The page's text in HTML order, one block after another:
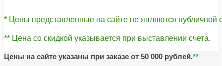
* Цены представленные на сайте не являются публичной
** Цена со скидкой указывается при выставлении счета.
Цены на сайте указаны при заказе от 50 000 рублей.**